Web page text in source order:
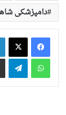
دامپزشکی
واتس آپ